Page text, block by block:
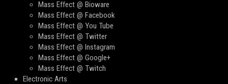
Mass Effect @ Bioware
Mass Effect @ Facebook
Mass Effect @ You Tube
Mass Effect @ Twitter
Mass Effect @ Instagram
Mass Effect @ Google+
Mass Effect @ Twitch
Electronic Arts